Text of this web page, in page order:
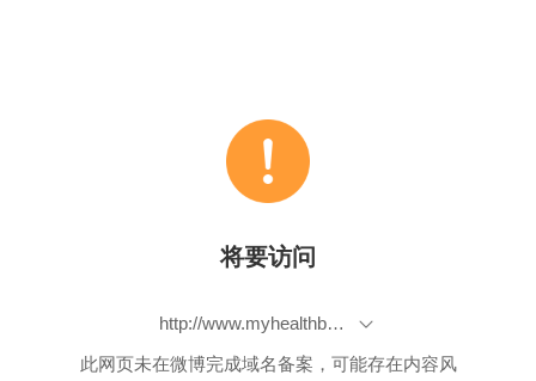
将要访问
http://www.myhealthbeijing.com/2009/09/infant-fever-which-medicine-works-best/
此网页未在微博完成域名备案，可能存在内容风